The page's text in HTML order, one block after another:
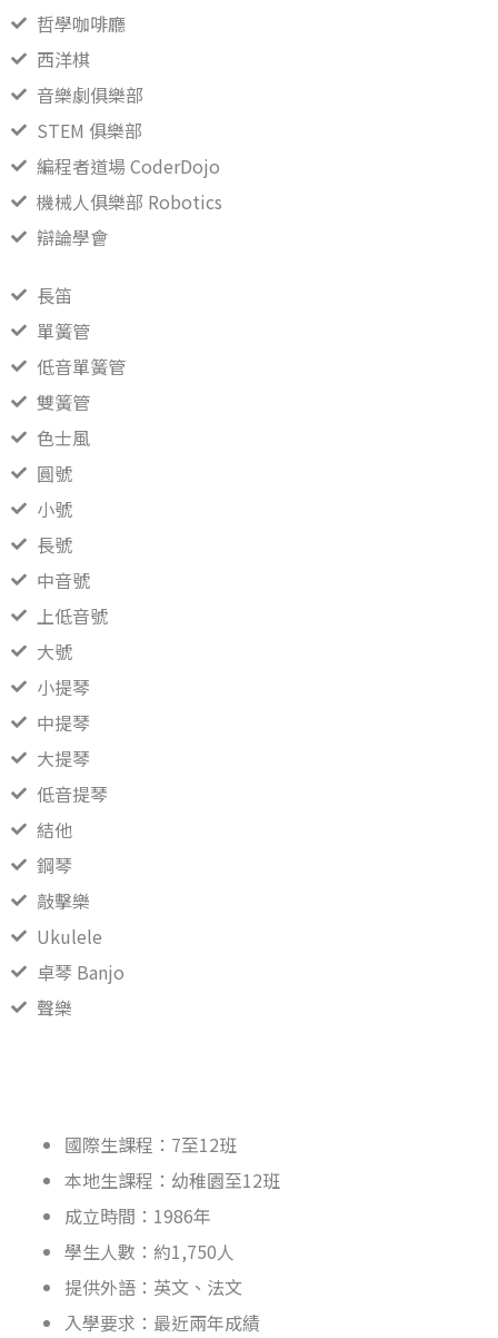
哲學咖啡廳
西洋棋
音樂劇俱樂部
STEM 俱樂部
編程者道場 CoderDojo
機械人俱樂部 Robotics
辯論學會
長笛
單簧管
低音單簧管
雙簧管
色士風
圓號
小號
長號
中音號
上低音號
大號
小提琴
中提琴
大提琴
低音提琴
結他
鋼琴
敲擊樂
Ukulele
卓琴 Banjo
聲樂
國際生課程：7至12班
本地生課程：幼稚園至12班
成立時間：1986年
學生人數：約1,750人
提供外語：英文、法文
入學要求：最近兩年成績